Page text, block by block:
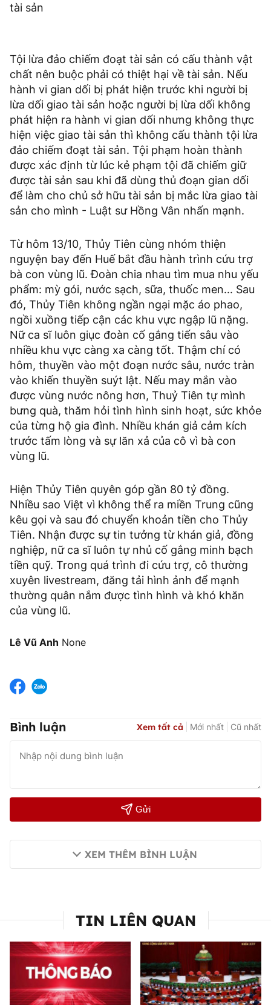
tài sản
Tội lừa đảo chiếm đoạt tài sản có cấu thành vật
chất nên buộc phải có thiệt hại về tài sản. Nếu
hành vi gian dối bị phát hiện trước khi người bị
lừa dối giao tài sản hoặc người bị lừa dối không
phát hiện ra hành vi gian dối nhưng không thực
hiện việc giao tài sản thì không cấu thành tội lừa
đảo chiếm đoạt tài sản. Tội phạm hoàn thành
được xác định từ lúc kẻ phạm tội đã chiếm giữ
được tài sản sau khi đã dùng thủ đoạn gian dối
để làm cho chủ sở hữu tài sản bị mắc lừa giao tài
sản cho mình - Luật sư Hồng Vân nhấn mạnh.
Từ hôm 13/10, Thủy Tiên cùng nhóm thiện
nguyện bay đến Huế bắt đầu hành trình cứu trợ
bà con vùng lũ. Đoàn chia nhau tìm mua nhu yếu
phẩm: mỳ gói, nước sạch, sữa, thuốc men... Sau
đó, Thủy Tiên không ngần ngại mặc áo phao,
ngồi xuồng tiếp cận các khu vực ngập lũ nặng.
Nữ ca sĩ luôn giục đoàn cố gắng tiến sâu vào
nhiều khu vực càng xa càng tốt. Thậm chí có
hôm, thuyền vào một đoạn nước sâu, nước tràn
vào khiến thuyền suýt lật. Nếu may mắn vào
được vùng nước nông hơn, Thuỷ Tiên tự mình
bưng quà, thăm hỏi tình hình sinh hoạt, sức khỏe
của từng hộ gia đình. Nhiều khán giả cảm kích
trước tấm lòng và sự lăn xả của cô vì bà con
vùng lũ.
Hiện Thủy Tiên quyên góp gần 80 tỷ đồng.
Nhiều sao Việt vì không thể ra miền Trung cũng
kêu gọi và sau đó chuyển khoản tiền cho Thủy
Tiên. Nhận được sự tin tưởng từ khán giả, đồng
nghiệp, nữ ca sĩ luôn tự nhủ cố gắng minh bạch
tiền quỹ. Trong quá trình đi cứu trợ, cô thường
xuyên livestream, đăng tải hình ảnh để mạnh
thường quân nắm được tình hình và khó khăn
của vùng lũ.
Lê Vũ Anh None
Bình luận Xem tất cả Mới nhất Cũ nhất
Gửi
XEM THÊM BÌNH LUẬN
TIN LIÊN QUAN